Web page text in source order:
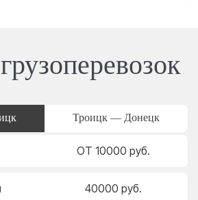
Троицк — Донецк
ОТ 10000 руб.
40000 руб.